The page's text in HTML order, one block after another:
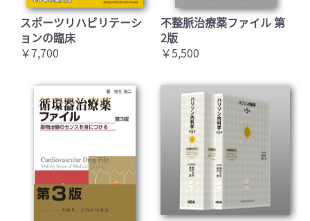
スポーツリハビリテーシ
ョンの臨床
￥7,700
不整脈治療薬ファイル 第
2版
￥5,500